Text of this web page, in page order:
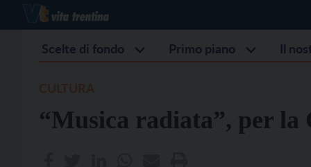
Scelte di fondo Primo piano Il
“Musica radiata”, per